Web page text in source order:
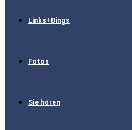
Links+Dings
Fotos
Sie hören